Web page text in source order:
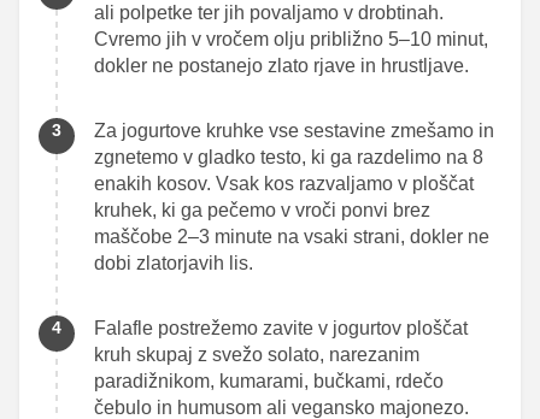
ali polpetke ter jih povaljamo v drobtinah.
Cvremo jih v vročem olju približno 5–10 minut,
dokler ne postanejo zlato rjave in hrustljave.
Za jogurtove kruhke vse sestavine zmešamo in
zgnetemo v gladko testo, ki ga razdelimo na 8
enakih kosov. Vsak kos razvaljamo v ploščat
kruhek, ki ga pečemo v vroči ponvi brez
maščobe 2–3 minute na vsaki strani, dokler ne
dobi zlatorjavih lis.
Falafle postrežemo zavite v jogurtov ploščat
kruh skupaj z svežo solato, narezanim
paradižnikom, kumarami, bučkami, rdečo
čebulo in humusom ali vegansko majonezo.